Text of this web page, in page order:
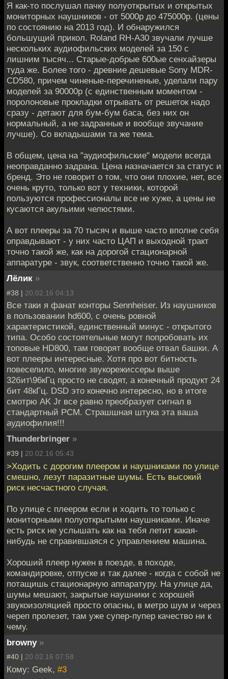
Я как-то послушал пачку полуоткрытых и открытых
мониторных наушников - от 5000р до 475000р. (цены
по состоянию на 2013 год). И обнаружился
большущий прикол. Roland RH-A30 звучали лучше
нескольких аудиофильских моделей за 150 с
лишним тысяч... Старые-добрые 600ые сенхайзеры
туда же. Более того - древние дешевые Sony MDR-
CD580, причем чиненые-перечиненые, уделали пару
моделей за 90000р (с единственным моментом -
поролоновые прокладки отрывать от решеток надо
сразу - детают для бум-бум баса, без них он
нормальный, а не задранные и вообще звучание
лучше). Со вкладышами та же тема.
В общем, цена на "аудиофильские" модели всегда
неоправданно задрана. Цена назначается за статус и
бренд. Это не говорит о том, что они плохие, нет, все
очень круто, только вот у техники, которой
пользуются профессионалы все не хуже, а цены не
кусаются акульими челюстями.
А вот плееры за 70 тысяч и выше часто вполне себя
оправдывают - у них часто ЦАП и выходной тракт
точно такой же, как на дорогой стационарной
аппаратуре - звук, соответственно точно такой же.
Лёлик »
#38 | 20.02.16 04:13
Все таки я фанат конторы Sennheiser. Из наушников
в пользовании hd600, с очень ровной
характеристикой, единственный минус - открытого
типа. Особо состоятельные могут попробовать их
топовые HD800, там говорят вообще отвал башки. А
вот плееры интересные. Хотя про вот битность
повеселило, многие звукорежиссеры выше
32бит\96кГц просто не сводят, а конечный продукт 24
бит 48кГц. DSD это конечно интересно, но в итоге
смотрю AK Jr все равно преобразует сигнал в
стандартный PCM. Страшшная штука эта ваша
аудиофилия!!!
Thunderbringer »
#39 | 20.02.16 05:43
>Ходить с дорогим плеером и наушниками по улице
смешно, лезут паразитные шумы. Есть высокий
риск несчастного случая.
По улице с плеером если и ходить то только с
мониторными полуоткрытыми наушниками. Иначе
есть риск не услышать как на тебя летит какая-
нибудь не справившаяся с управлением машина.
Хороший плеер нужен в поезде, в походе,
командировке, отпуске и так далее - когда с собой не
потащишь стационарную аппаратуру. На улице да,
шумы мешают, закрытые наушники с хорошей
звукоизоляцией просто опасны, в метро шум и через
череп пролезет, там уже супер-пупер качество ни к
чему.
browny »
#40 | 20.02.16 07:58
Кому: Geek, #3